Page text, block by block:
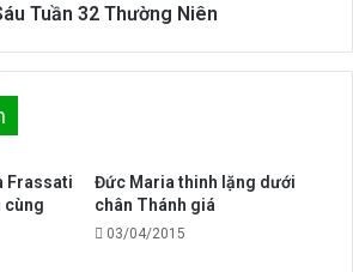
Tuần 32 Thường Niên
Frassati
cùng
Đức Maria thinh lặng dưới
chân Thánh giá
03/04/2015